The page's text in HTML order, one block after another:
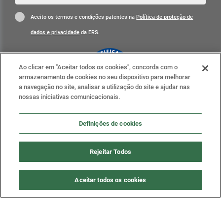
Aceito os termos e condições patentes naPolítica de proteção de
dados e privacidade da ERS.
Clique para mais informações
ERS nas redes sociais
2020 . ERS - Entidade Reguladora da Saúde, todos os
direitos reservados.
Ao clicar em "Aceitar todos os cookies", concorda com o
armazenamento de cookies no seu dispositivo para melhorar
a navegação no site, analisar a utilização do site e ajudar nas
nossas iniciativas comunicacionais.
Definições de cookies
Rejeitar Todos
Aceitar todos os cookies